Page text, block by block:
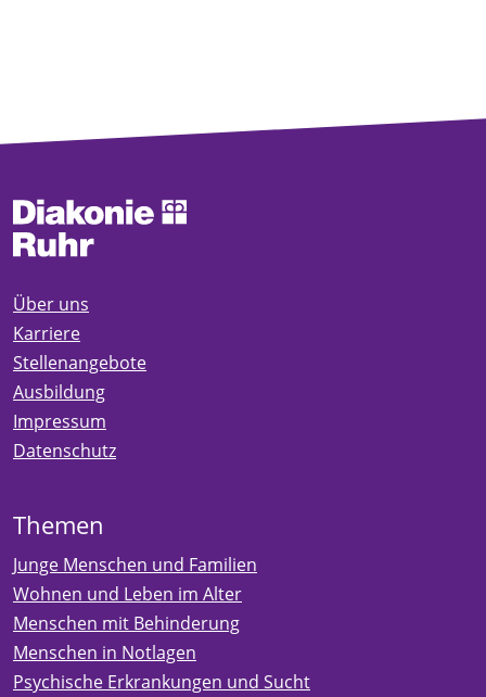
Über uns
Karriere
Stellenangebote
Ausbildung
Impressum
Datenschutz
Themen
Junge Menschen und Familien
Wohnen und Leben im Alter
Menschen mit Behinderung
Menschen in Notlagen
Psychische Erkrankungen und Sucht